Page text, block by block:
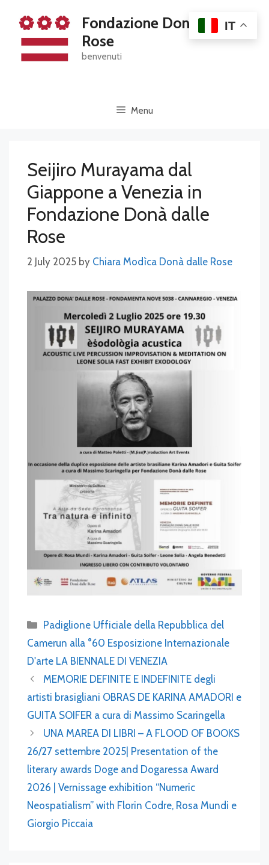
content
Fondazione Dona' Dalle
Rose
benvenuti
Menu
Seijiro Murayama dal
Giappone a Venezia in
Fondazione Donà dalle
Rose
2 July 2025 by Chiara Modìca Donà dalle Rose
Categories
Padiglione Ufficiale della Repubblica del
Camerun alla °60 Esposizione Internazionale
D'arte LA BIENNALE DI VENEZIA
MEMORIE DEFINITE E INDEFINITE degli
artisti brasigliani OBRAS DE KARINA AMADORI e
GUITA SOIFER a cura di Massimo Scaringella
UNA MAREA DI LIBRI – A FLOOD OF BOOKS
26/27 settembre 2025| Presentation of the
literary awards Doge and Dogaressa Award
2026 | Vernissage exhibition “Numeric
Neospatialism” with Florin Codre, Rosa Mundi e
Giorgio Piccaia
IT